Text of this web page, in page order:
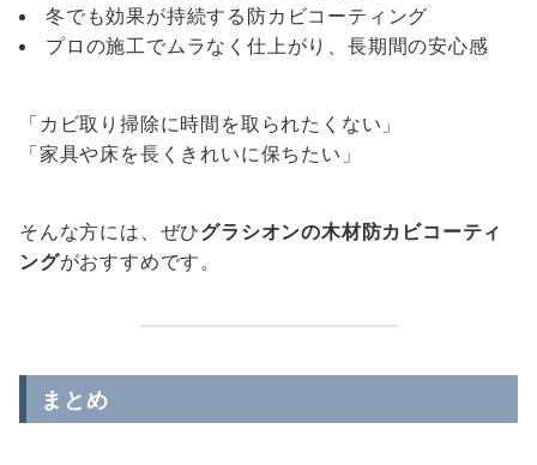
冬でも効果が持続する防カビコーティング
プロの施工でムラなく仕上がり、長期間の安心感
「カビ取り掃除に時間を取られたくない」
「家具や床を長くきれいに保ちたい」
そんな方には、ぜひグラシオンの木材防カビコーティ
ングがおすすめです。
まとめ